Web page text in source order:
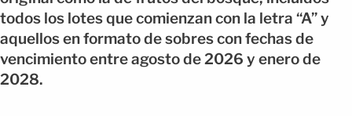
todos los lotes que comienzan con la letra “A” y
aquellos en formato de sobres con fechas de
vencimiento entre agosto de 2026 y enero de
2028.